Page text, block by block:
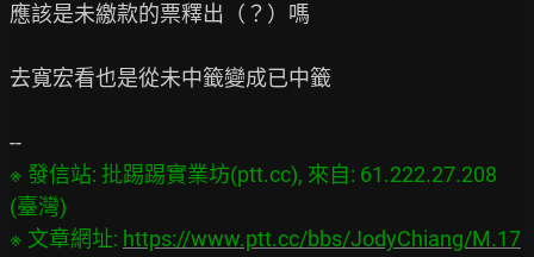
應該是未繳款的票釋出（？）嗎
去寬宏看也是從未中籤變成已中籤
※ 發信站: 批踢踢實業坊(ptt.cc), 來自: 61.222.27.208
(臺灣)
※ 文章網址: https://www.ptt.cc/bbs/JodyChiang/M.17